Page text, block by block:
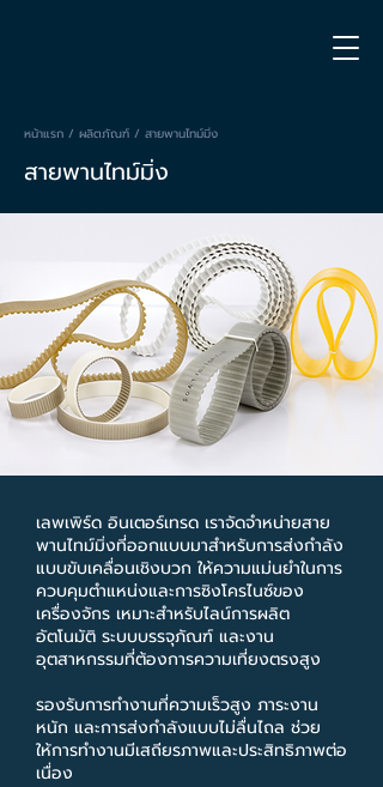
หน้าแรก / ผลิตภัณฑ์ / สายพานไทม์มิ่ง
สายพานไทม์มิ่ง
เลพเพิร์ด อินเตอร์เทรด เราจัดจำหน่ายสาย
พานไทม์มิ่งที่ออกแบบมาสำหรับการส่งกำลัง
แบบขับเคลื่อนเชิงบวก ให้ความแม่นยำในการ
ควบคุมตำแหน่งและการซิงโครไนซ์ของ
เครื่องจักร เหมาะสำหรับไลน์การผลิต
อัตโนมัติ ระบบบรรจุภัณฑ์ และงาน
อุตสาหกรรมที่ต้องการความเที่ยงตรงสูง
รองรับการทำงานที่ความเร็วสูง ภาระงาน
หนัก และการส่งกำลังแบบไม่ลื่นไถล ช่วย
ให้การทำงานมีเสถียรภาพและประสิทธิภาพต่อ
เนื่อง